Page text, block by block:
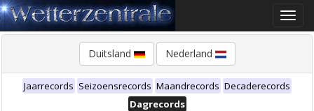
Toggle
Duitsland Nederland
Jaarrecords Seizoensrecords Maandrecords Decaderecords
Dagrecords